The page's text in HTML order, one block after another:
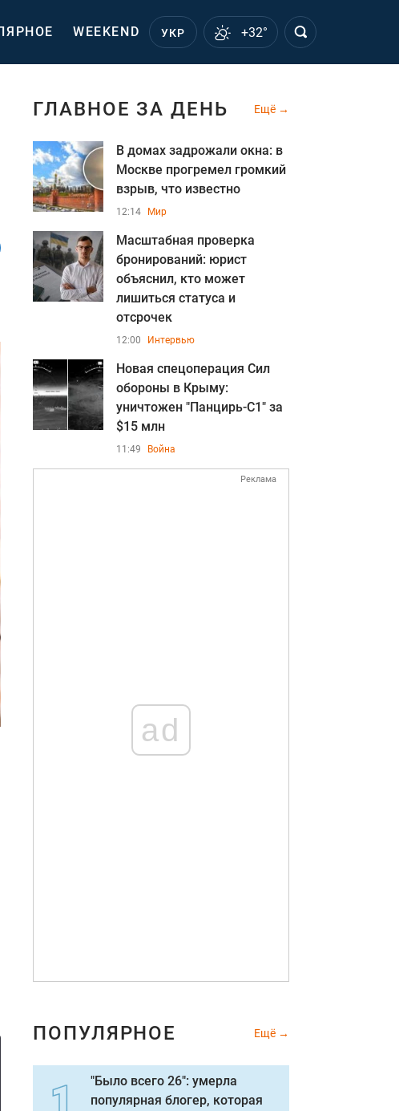
WEEKEND УКР +32°
ГЛАВНОЕ ЗА ДЕНЬ Ещё
В домах задрожали окна: в
Москве прогремел громкий
взрыв, что известно
12:14 Мир
Масштабная проверка
бронирований: юрист
объяснил, кто может
лишиться статуса и
отсрочек
12:00 Интервью
Новая спецоперация Сил
обороны в Крыму:
уничтожен "Панцирь-С1" за
$15 млн
11:49 Война
Реклама
ad
ПОПУЛЯРНОЕ Ещё
"Было всего 26": умерла
популярная блогер, которая